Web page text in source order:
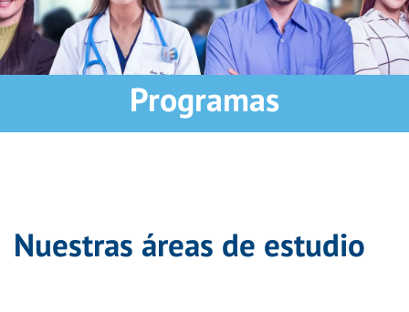
Programas
Nuestras áreas de estudio